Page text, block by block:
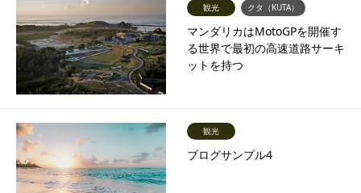
観光 クタ（KUTA）
マンダリカはMotoGPを開催す
る世界で最初の高速道路サーキ
ットを持つ
観光
ブログサンプル4